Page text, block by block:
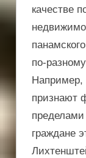
качестве
по-
Например,
признают
граждане